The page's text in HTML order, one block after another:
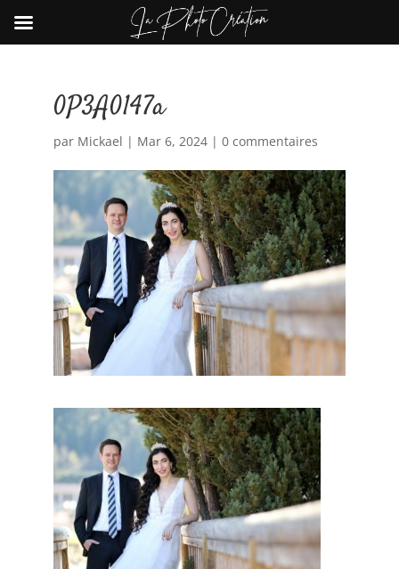
0P3A0147a
par Mickael | Mar 6, 2024| 0 commentaires